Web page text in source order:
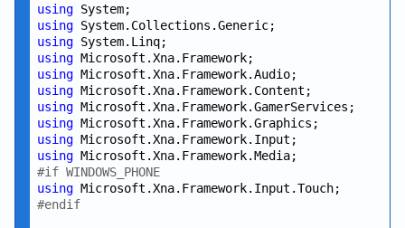
using
using
using
using
using
using
using
using
using
using
#if WINDOWS_PHONE
using
#endif